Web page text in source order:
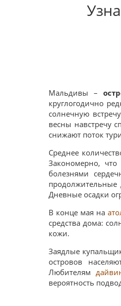
Мальдивы –
круглогодично
солнечную
весны навстречу
снижают поток
Среднее
Закономерно, что
болезнями
Дневные осадки
В конце мая на
средства дома:
кожи.
Заядлые
островов
Любителям
вероятность